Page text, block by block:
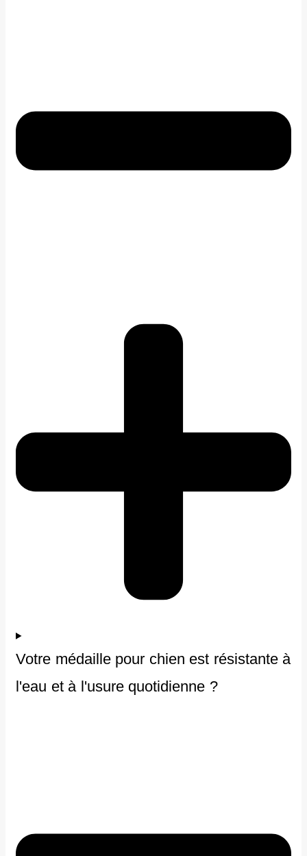
Votre médaille pour chien est résistante à
l'eau et à l'usure quotidienne ?